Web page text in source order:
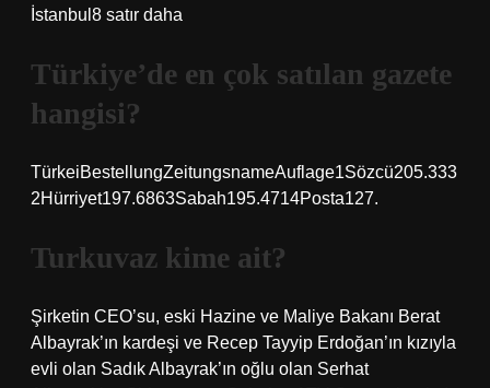
İstanbul8 satır daha
Türkiye’de en çok satılan gazete
hangisi?
TürkeiBestellungZeitungsnameAuflage1Sözcü205.333
2Hürriyet197.6863Sabah195.4714Posta127.
Turkuvaz kime ait?
Şirketin CEO’su, eski Hazine ve Maliye Bakanı Berat
Albayrak’ın kardeşi ve Recep Tayyip Erdoğan’ın kızıyla
evli olan Sadık Albayrak’ın oğlu olan Serhat